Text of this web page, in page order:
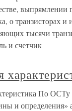
выпрямлении
о транзисторах и
тысячи
и счетчик
По
и определения»